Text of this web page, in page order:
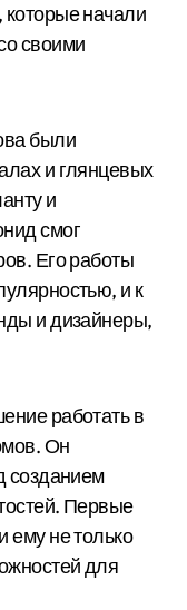
начали
своими
были
и глянцевых
и
смог
Его работы
и к
и дизайнеры,
работать в
Он
созданием
Первые
ему не только
для